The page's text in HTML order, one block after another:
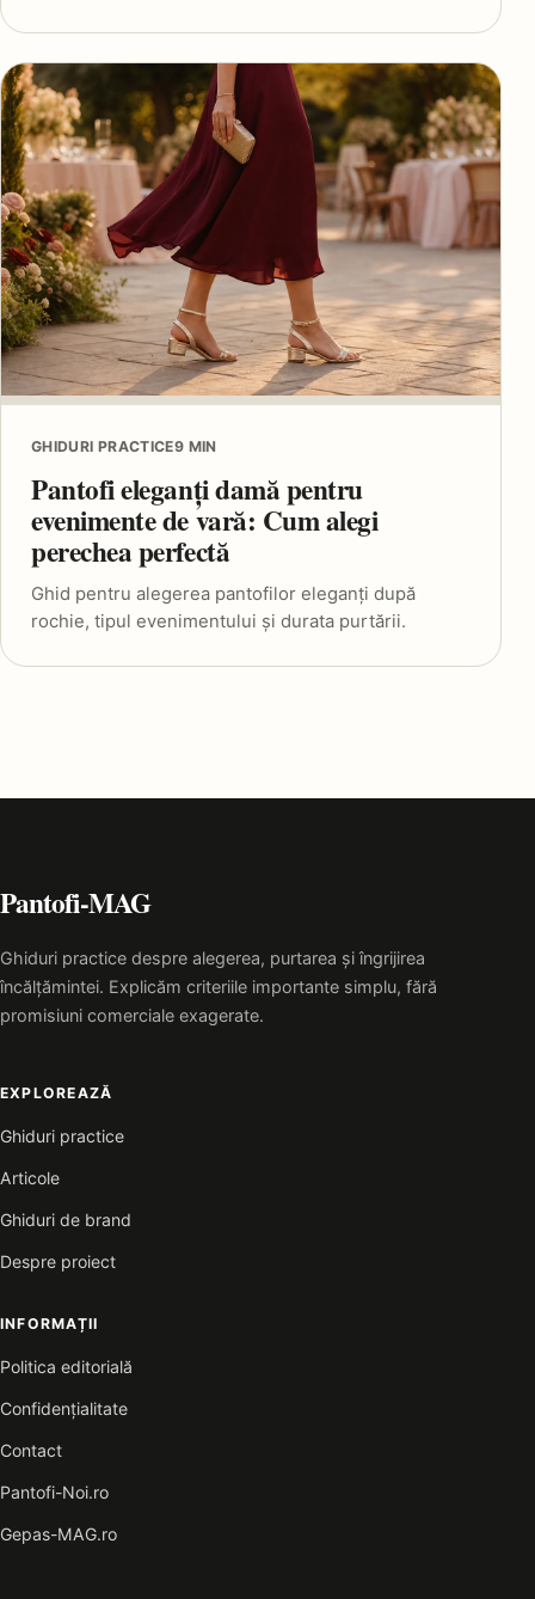
GHIDURI PRACTICE9 MIN
Pantofi eleganți damă pentru
evenimente de vară: Cum alegi
perechea perfectă
Ghid pentru alegerea pantofilor eleganți după
rochie, tipul evenimentului și durata purtării.
Pantofi-MAG
Ghiduri practice despre alegerea, purtarea și îngrijirea
încălțămintei. Explicăm criteriile importante simplu, fără
promisiuni comerciale exagerate.
EXPLOREAZĂ
Ghiduri practice
Articole
Ghiduri de brand
Despre proiect
INFORMAȚII
Politica editorială
Confidențialitate
Contact
Pantofi-Noi.ro
Gepas-MAG.ro